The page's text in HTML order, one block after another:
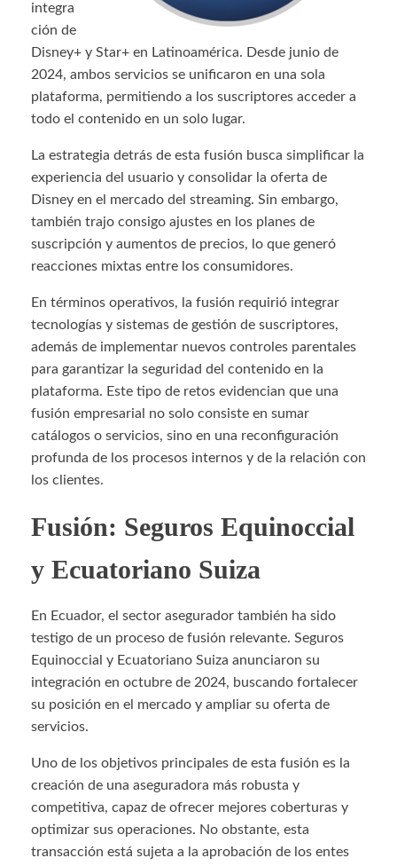
integra
ción de
Disney+ y Star+ en Latinoamérica. Desde junio de
2024, ambos servicios se unificaron en una sola
plataforma, permitiendo a los suscriptores acceder a
todo el contenido en un solo lugar.
La estrategia detrás de esta fusión busca simplificar la
experiencia del usuario y consolidar la oferta de
Disney en el mercado del streaming. Sin embargo,
también trajo consigo ajustes en los planes de
suscripción y aumentos de precios, lo que generó
reacciones mixtas entre los consumidores.
En términos operativos, la fusión requirió integrar
tecnologías y sistemas de gestión de suscriptores,
además de implementar nuevos controles parentales
para garantizar la seguridad del contenido en la
plataforma. Este tipo de retos evidencian que una
fusión empresarial no solo consiste en sumar
catálogos o servicios, sino en una reconfiguración
profunda de los procesos internos y de la relación con
los clientes.
Fusión: Seguros Equinoccial
y Ecuatoriano Suiza
En Ecuador, el sector asegurador también ha sido
testigo de un proceso de fusión relevante. Seguros
Equinoccial y Ecuatoriano Suiza anunciaron su
integración en octubre de 2024, buscando fortalecer
su posición en el mercado y ampliar su oferta de
servicios.
Uno de los objetivos principales de esta fusión es la
creación de una aseguradora más robusta y
competitiva, capaz de ofrecer mejores coberturas y
optimizar sus operaciones. No obstante, esta
transacción está sujeta a la aprobación de los entes